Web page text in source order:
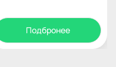
Подбронее